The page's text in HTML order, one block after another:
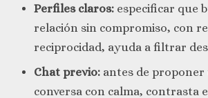
Perfiles claros: especificar que
relación sin compromiso, con
reciprocidad, ayuda a filtrar
Chat previo: antes de
conversa con calma, contrasta